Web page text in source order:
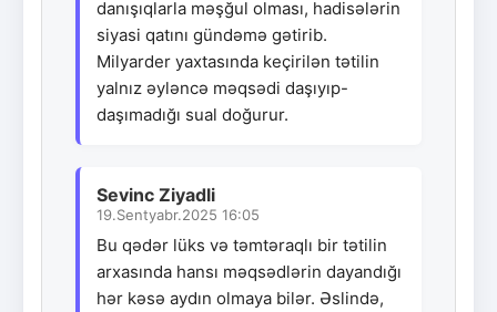
danışıqlarla məşğul olması, hadisələrin
siyasi qatını gündəmə gətirib.
Milyarder yaxtasında keçirilən tətilin
yalnız əyləncə məqsədi daşıyıp-
daşımadığı sual doğurur.
Sevinc Ziyadli
19.Sentyabr.2025 16:05
Bu qədər lüks və təmtəraqlı bir tətilin
arxasında hansı məqsədlərin dayandığı
hər kəsə aydın olmaya bilər. Əslində,